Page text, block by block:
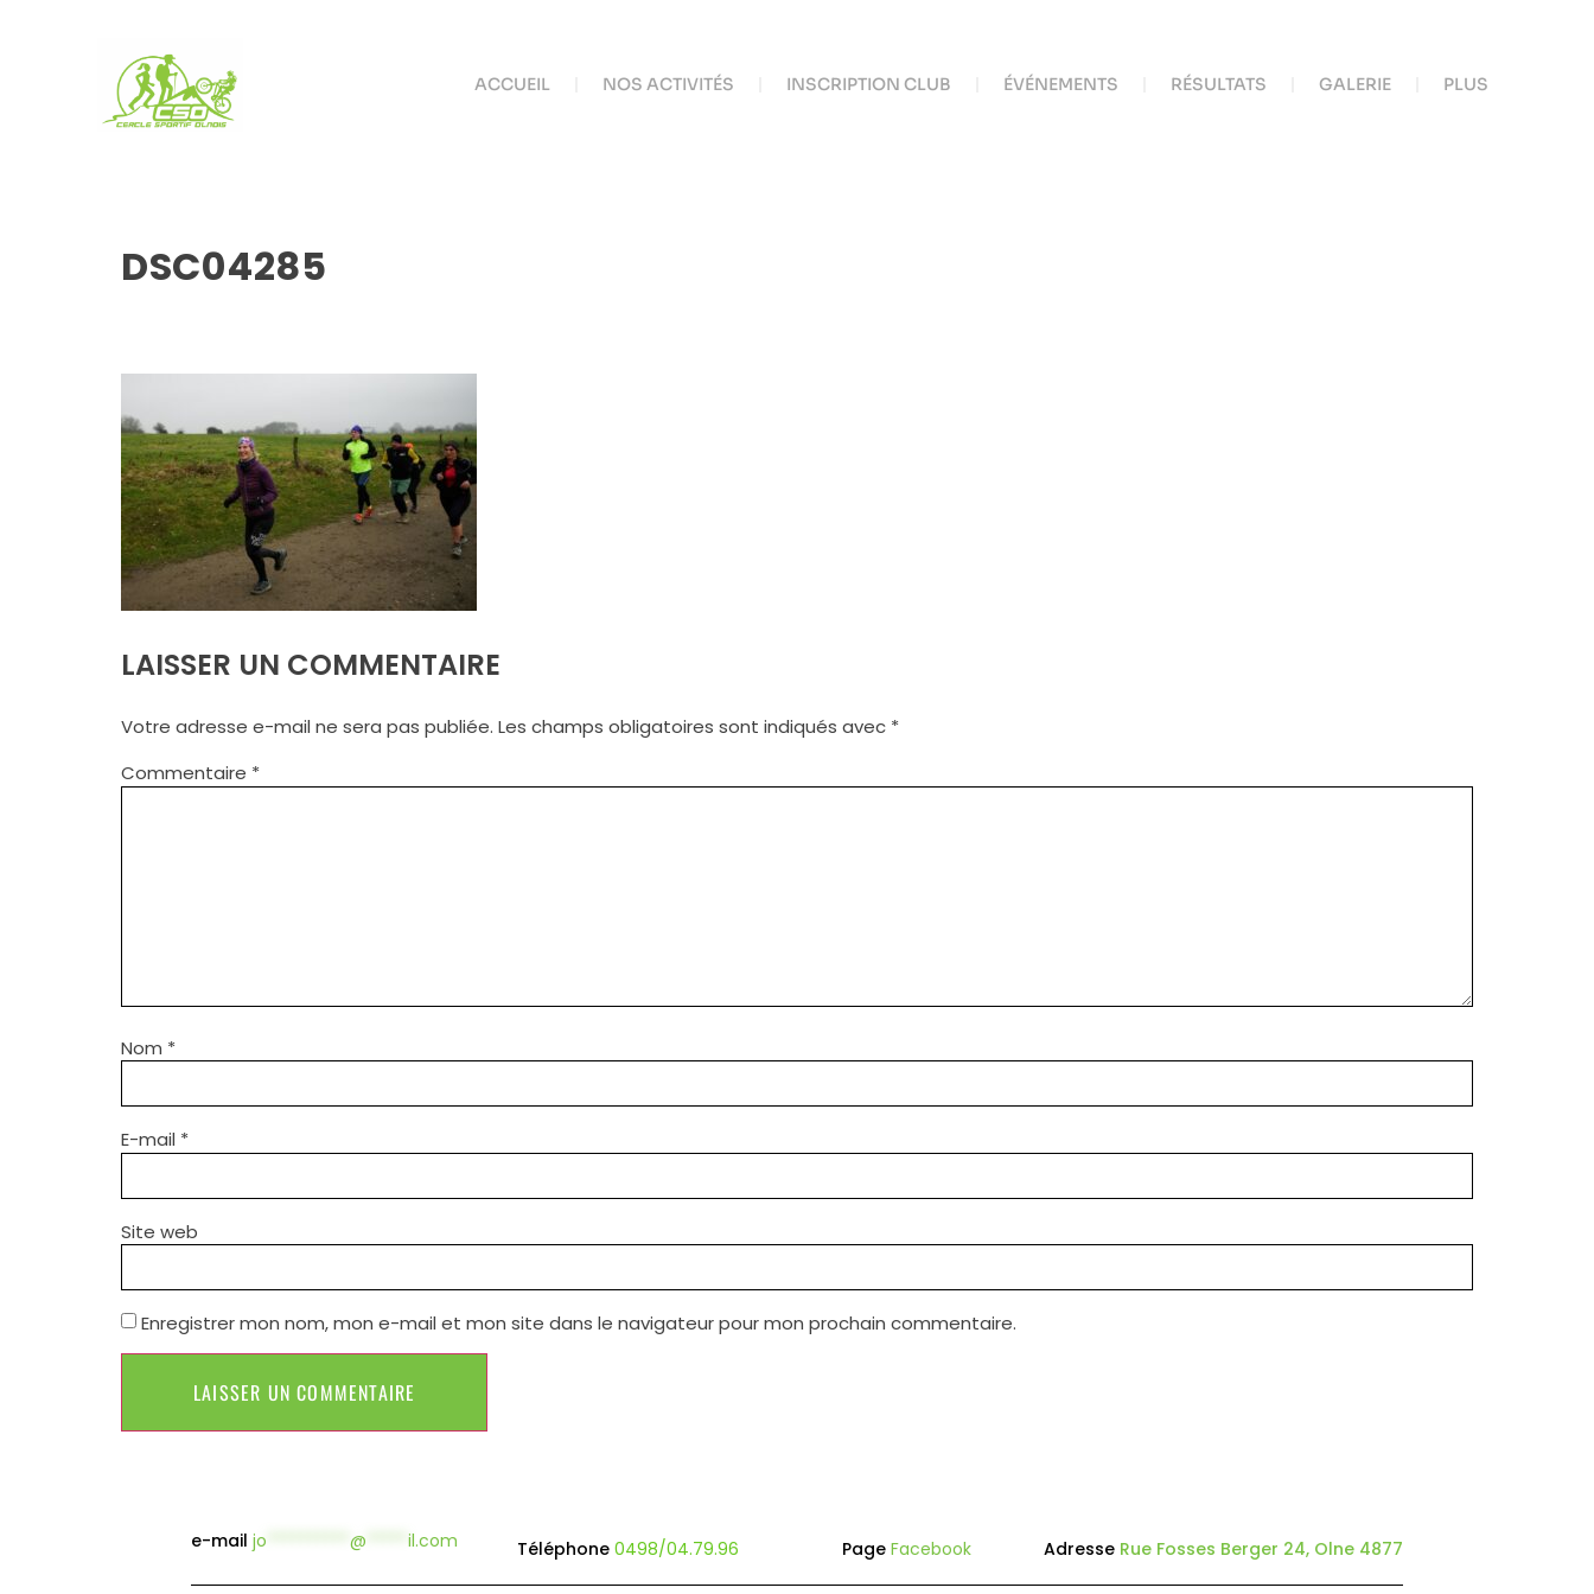
ACCUEIL NOS ACTIVITÉS INSCRIPTION CLUB ÉVÉNEMENTS RÉSULTATS GALERIE PLUS
DSC04285
LAISSER UN COMMENTAIRE
Votre adresse e-mail ne sera pas publiée. Les champs obligatoires sont indiqués avec *
Commentaire *
Nom *
E-mail *
Site web
Enregistrer mon nom, mon e-mail et mon site dans le navigateur pour mon prochain commentaire.
e-mailjo **********@ *****il.com Téléphone0498/04.79.96 Page Facebook Adresse Rue Fosses Berger 24, Olne 4877